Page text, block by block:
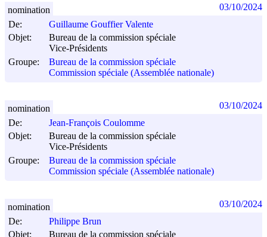
De:
Guillaume Gouffier Valente
Objet:
Bureau de la commission spéciale
Vice-Présidents
Groupe:
Bureau de la commission spéciale
Commission spéciale (Assemblée nationale)
nomination 03/10/2024
De:
Jean-François Coulomme
Objet:
Bureau de la commission spéciale
Vice-Présidents
Groupe:
Bureau de la commission spéciale
Commission spéciale (Assemblée nationale)
nomination 03/10/2024
De:
Philippe Brun
Objet:
Bureau de la commission spéciale
nomination 03/10/2024